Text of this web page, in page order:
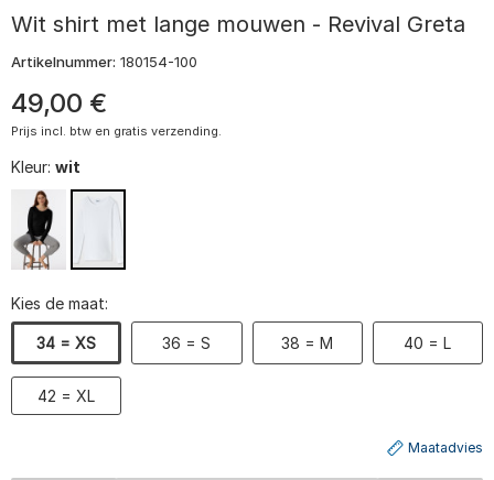
Wit shirt met lange mouwen - Revival Greta
Artikelnummer: 180154-100
49,00 €
Prijs incl. btw en gratis verzending.
Kleur: wit
Kies de maat:
34 = XS 36 = S 38 = M 40 = L
42 = XL
Maatadvies